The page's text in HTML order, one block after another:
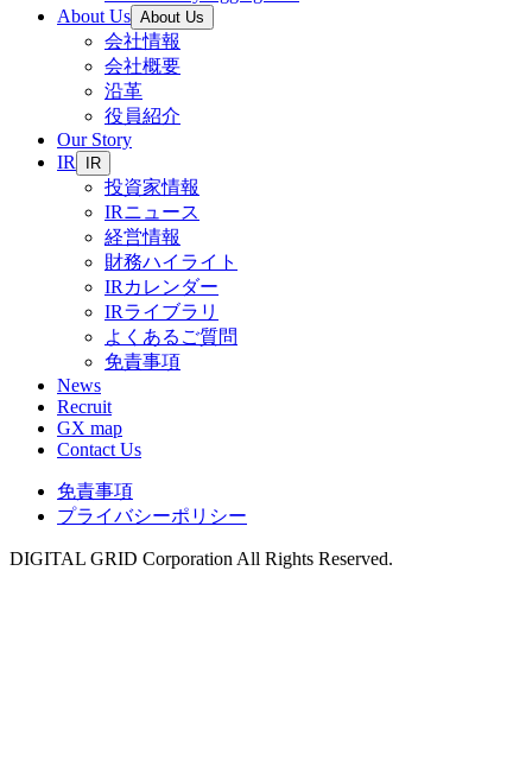
About Us About Us
会社情報
会社概要
沿革
役員紹介
Our Story
IR
IR
投資家情報
IRニュース
経営情報
財務ハイライト
IRカレンダー
IRライブラリ
よくあるご質問
免責事項
News
Recruit
GX map
Contact Us
免責事項
プライバシーポリシー
DIGITAL GRID Corporation All Rights Reserved.